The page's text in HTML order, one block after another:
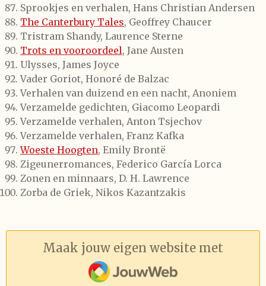
Sprookjes en verhalen, Hans Christian Andersen
The Canterbury Tales, Geoffrey Chaucer
Tristram Shandy, Laurence Sterne
Trots en vooroordeel, Jane Austen
Ulysses, James Joyce
Vader Goriot, Honoré de Balzac
Verhalen van duizend en een nacht, Anoniem
Verzamelde gedichten, Giacomo Leopardi
Verzamelde verhalen, Anton Tsjechov
Verzamelde verhalen, Franz Kafka
Woeste Hoogten, Emily Brontë
Zigeunerromances, Federico García Lorca
Zonen en minnaars, D. H. Lawrence
Zorba de Griek, Nikos Kazantzakis
Maak jouw eigen website met
JouwWeb